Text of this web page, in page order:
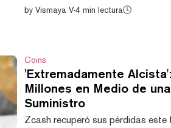
Servicios de Activos Virtuales
by Vismaya V·4 min lectura
Coins
'Extremadamente
Millones en Medio de
Suministro
Zcash recuperó sus pérdidas